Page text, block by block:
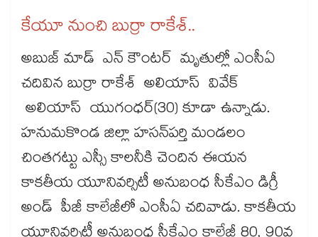
కేయూ నుంచి బుర్రా రాకేశ్..
అబుజ్ మాడ్ ఎన్ కౌంటర్ మృతుల్లో ఎంసీఏ
చదివిన బుర్రా రాకేశ్ అలియాస్ వివేక్
అలియాస్ యుగంధర్(30) కూడా ఉన్నాడు.
హనుమకొండ జిల్లా హసన్‌‌‌‌‌‌‌‌‌‌‌‌‌‌‌‌‌‌‌‌‌‌‌‌‌‌‌‌‌‌‌‌‌‌‌‌‌‌‌‌‌‌‌‌‌‌‌‌‌‌‌‌‌‌‌‌‌‌‌‌‌‌‌‌‌‌పర్తి మండలం
చింతగట్టు ఎస్సీ కాలనీకి చెందిన ఈయన
కాకతీయ యూనివర్సిటీ అనుబంధ సీకేఎం డిగ్రీ
అండ్ పీజీ కాలేజీలో ఎంసీఏ చదివాడు. కాకతీయ